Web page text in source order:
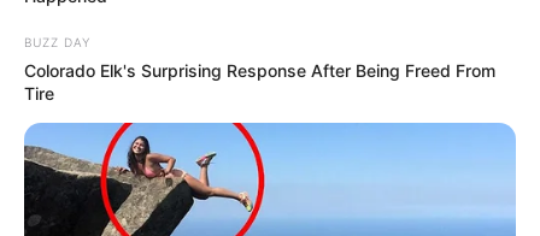
BUZZ DAY
Colorado Elk's Surprising Response After Being Freed From
Tire